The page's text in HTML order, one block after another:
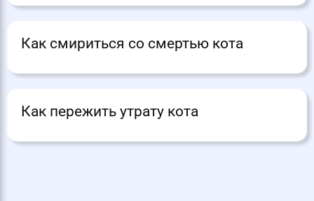
Как смириться со смертью кота
Как пережить утрату кота